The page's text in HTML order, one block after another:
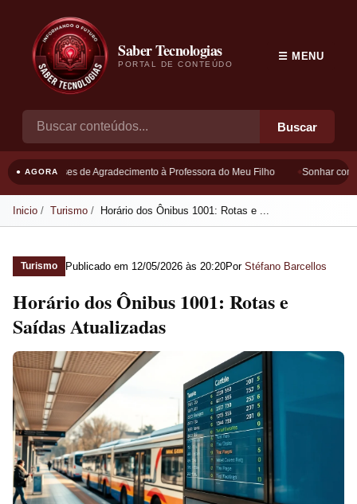
Saber Tecnologias
PORTAL DE CONTEÚDO
Buscar
☰ MENU
● AGORAFrases de Agradecimento à Professora do Meu Filho Sonhar com
Inicio Turismo Horário dos Ônibus 1001: Rotas e ...
Turismo Publicado em 12/05/2026 às 20:20Por Stéfano Barcellos
Horário dos Ônibus 1001: Rotas e
Saídas Atualizadas